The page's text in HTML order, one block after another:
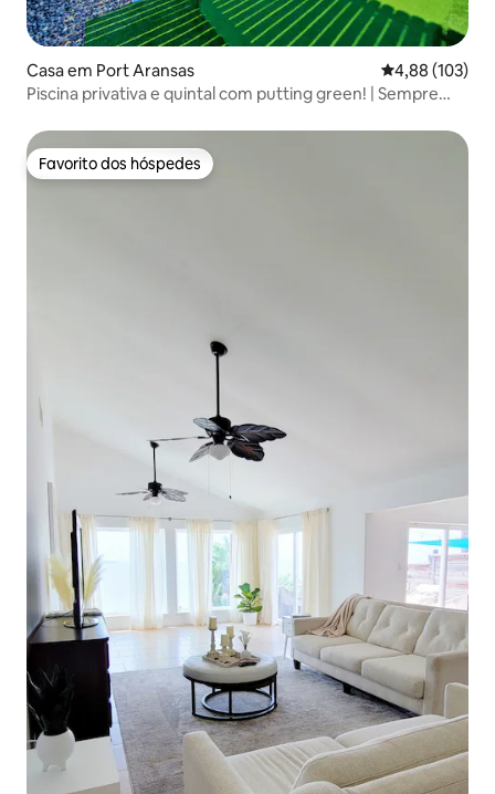
Casa em Port Aransas Classificação
4,88 (103)
Piscina privativa e quintal com putting green! | Sempre
Favorito dos hóspedes
Favorito dos hóspedes